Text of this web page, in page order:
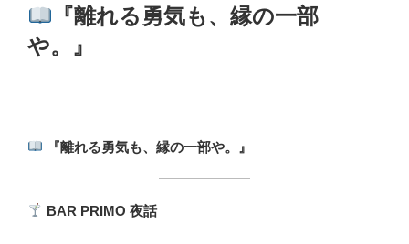
稿
日:
『離れる勇気も、縁の一部
や。』
『離れる勇気も、縁の一部や。』
BAR PRIMO夜話